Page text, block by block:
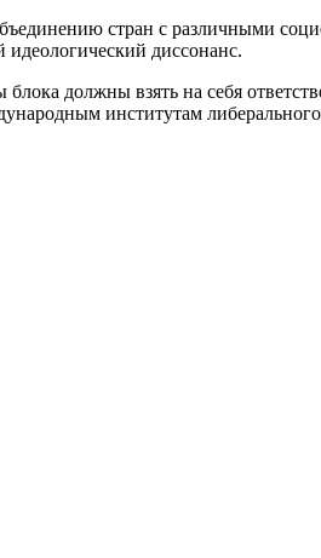
стран с различными
диссонанс.
должны взять на себя
институтам